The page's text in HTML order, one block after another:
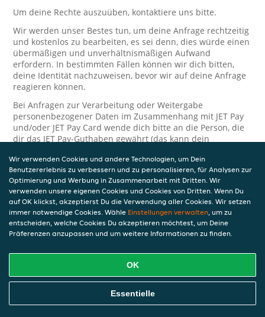
Um deine Rechte auszuüben, kontaktiere uns bitte.
Wir werden unser Bestes tun, um deine Anfrage rechtzeitig
und kostenlos zu bearbeiten, es sei denn, dies würde einen
übermäßigen und unverhältnismäßigen Aufwand
erfordern. In bestimmten Fällen können wir dich bitten,
deine Identität nachzuweisen, bevor wir auf deine Anfrage
reagieren können.
Bei Anfragen zur Verarbeitung oder Weitergabe
personenbezogener Daten im Zusammenhang mit JET Pay
und/oder JET Pay Card wende dich bitte an die Person, die
dir das JET Pay-Guthaben gewährt (das kann dein
erforderlich, da JET und die Person, die dir das Guthaben
gewährt, eine separate Verantwortung für die Verarbeitung
und den Schutz deiner personenbezogenen Daten haben.
Solltest du weitere Fragen oder Beschwerden in Bezug auf
die Verarbeitung deiner personenbezogenen Daten haben,
kontaktieren wir dich gerne. Wir würden uns auch über
Tipps oder Vorschläge zur Verbesserung unserer Erklärung
JET nimmt den Schutz personenbezogener Daten sehr ernst
und daher ergreifen wir angemessene Maßnahmen, um
Wir verwenden Cookies und andere Technologien, um Dein
Benutzererlebnis zu verbessern und zu personalisieren, für Analysen zur
Optimierung und Werbung in Zusammenarbeit mit Dritten. Wir
verwenden unsere eigenen Cookies und Cookies von Dritten. Wenn Du
auf OK klickst, akzeptierst Du die Verwendung aller Cookies. Wir setzen
immer notwendige Cookies. Wähle Einstellungen verwalten, um zu
entscheiden, welche Cookies Du akzeptieren möchtest, um Deine
Präferenzen anzupassen und um weitere Informationen zu finden.
OK
Essentielle